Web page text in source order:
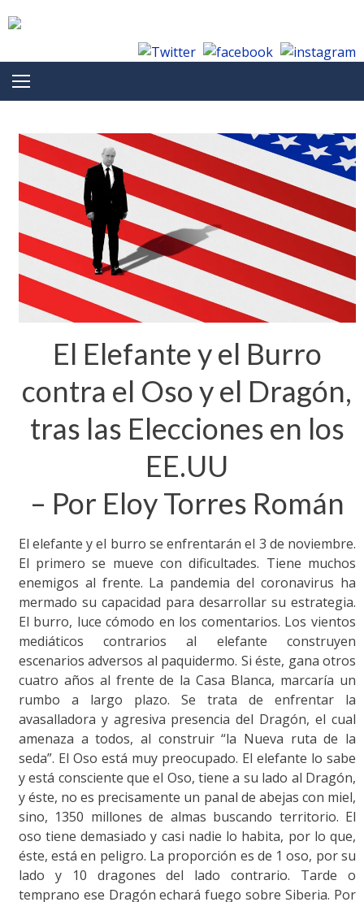
El Elefante y el Burro
contra el Oso y el Dragón,
tras las Elecciones en los
EE.UU
– Por Eloy Torres Román
El elefante y el burro se enfrentarán el 3 de noviembre.
El primero se mueve con dificultades. Tiene muchos
enemigos al frente. La pandemia del coronavirus ha
mermado su capacidad para desarrollar su estrategia.
El burro, luce cómodo en los comentarios. Los vientos
mediáticos contrarios al elefante construyen
escenarios adversos al paquidermo. Si éste, gana otros
cuatro años al frente de la Casa Blanca, marcaría un
rumbo a largo plazo. Se trata de enfrentar la
avasalladora y agresiva presencia del Dragón, el cual
amenaza a todos, al construir “la Nueva ruta de la
seda”. El Oso está muy preocupado. El elefante lo sabe
y está consciente que el Oso, tiene a su lado al Dragón,
y éste, no es precisamente un panal de abejas con miel,
sino, 1350 millones de almas buscando territorio. El
oso tiene demasiado y casi nadie lo habita, por lo que,
éste, está en peligro. La proporción es de 1 oso, por su
lado y 10 dragones del lado contrario. Tarde o
temprano ese Dragón echará fuego sobre Siberia. Por